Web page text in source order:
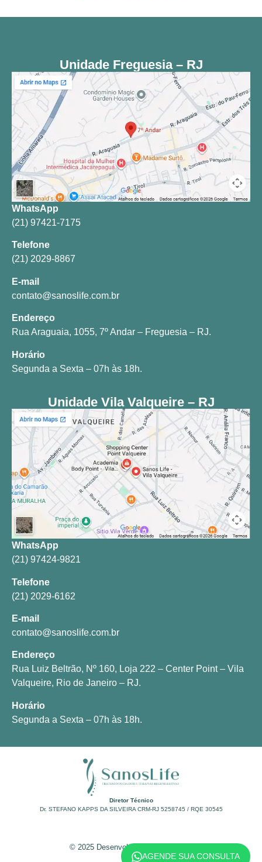
Unidade Freguesia – RJ
WhatsApp
(21) 97421-7175
Telefone
(21) 2029-8867
E-mail
contato@sanoslife.com.br
Endereço
Rua Araguaia, 1055, 7º Andar – Freguesia – RJ.
Horário
Segunda a Sexta – 07h às 18h.
Unidade Vila Valqueire – RJ
WhatsApp
(21) 97424-9821
Telefone
(21) 2029-6162
E-mail
contato@sanoslife.com.br
Endereço
Rua Luiz Beltrão, Nº 160, Loja 222 – Center Point – Vila
Valqueire, Rio de Janeiro – RJ.
Horário
Segunda a Sexta – 07h às 18h.
Diretor Técnico
Dr. STEFANO KAPPS DA SILVEIRA CRM-RJ 5258745 / RQE 30545
© 2025 Desenvolvido por
AGENDE SUA CONSULTA